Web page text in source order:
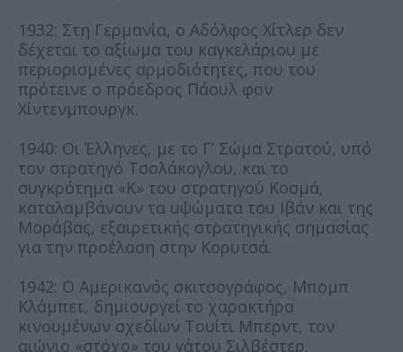
1932: Στη Γερμανία, ο Αδόλφος Χίτλερ δεν
δέχεται το αξίωμα του καγκελάριου με
περιορισμένες αρμοδιότητες, που του
πρότεινε ο πρόεδρος Πάουλ φον
Χίντενμπουργκ.
1940: Οι Έλληνες, με το Γ’ Σώμα Στρατού, υπό
τον στρατηγό Τσολάκογλου, και το
συγκρότημα «Κ» του στρατηγού Κοσμά,
καταλαμβάνουν τα υψώματα του Ιβάν και της
Μοράβας, εξαιρετικής στρατηγικής σημασίας
για την προέλαση στην Κορυτσά.
1942: Ο Αμερικανός σκιτσογράφος, Μπομπ
Κλάμπετ, δημιουργεί το χαρακτήρα
κινουμένων σχεδίων Τουίτι Μπερντ, τον
αιώνιο «στόχο» του γάτου Σιλβέστερ.